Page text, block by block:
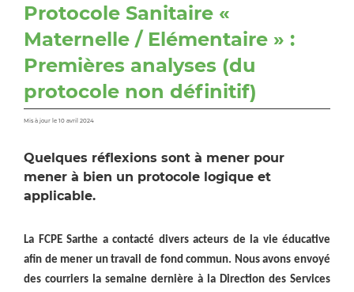
Protocole Sanitaire «
Maternelle / Elémentaire » :
Premières analyses (du
protocole non définitif)
Mis à jour le 10 avril 2024
Quelques réflexions sont à mener pour
mener à bien un protocole logique et
applicable.
La FCPE Sarthe a contacté divers acteurs de la vie éducative
afin de mener un travail de fond commun. Nous avons envoyé
des courriers la semaine dernière à la Direction des Services